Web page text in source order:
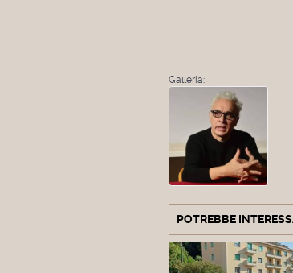
Galleria:
POTREBBE